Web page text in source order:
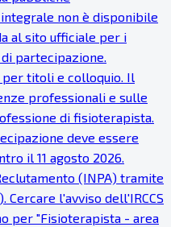
non è disponibile
al sito ufficiale per i
partecipazione.
per titoli e colloquio. Il
professionali e sulle
di fisioterapista.
deve essere
il 11 agosto 2026.
(INPA) tramite
Cercare l'avviso dell'IRCCS
per "Fisioterapista - area